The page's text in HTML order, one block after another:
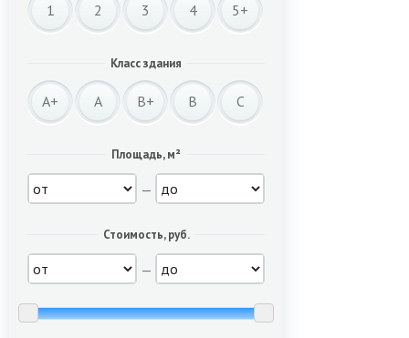
1 2 3 4 5+
Класс здания
A+ A B+ B C
Площадь, м²
—
Стоимость, руб.
—